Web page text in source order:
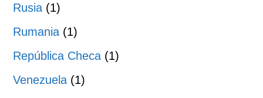
Rusia (1)
Rumania (1)
República Checa (1)
Venezuela (1)